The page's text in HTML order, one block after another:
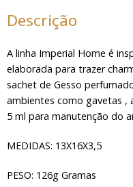
Descrição
A linha Imperial Home é
elaborada para trazer
sachet de Gesso
ambientes como gavetas ,
5 ml para manutenção do
MEDIDAS: 13X16X3,5
PESO: 126g Gramas